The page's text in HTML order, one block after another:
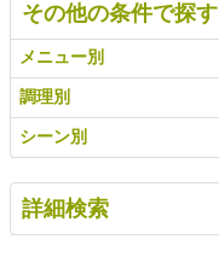
その他の条件で探す
メニュー別
調理別
シーン別
詳細検索